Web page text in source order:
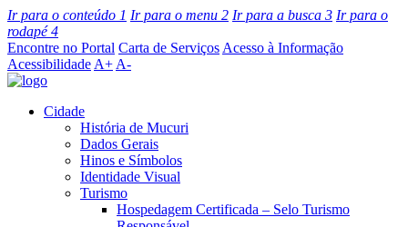
Ir para o conteúdo 1 Ir para o menu 2 Ir para a busca 3 Ir para o
rodapé4
Encontre no Portal Carta de Serviços Acesso à Informação
Acessibilidade A+ A-
Cidade
História de Mucuri
Dados Gerais
Hinos e Símbolos
Identidade Visual
Turismo
Hospedagem Certificada – Selo Turismo